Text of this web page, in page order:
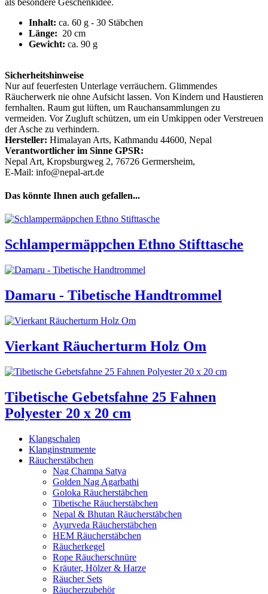
Inhalt: ca. 60 g - 30 Stäbchen
Länge: 20 cm
Gewicht: ca. 90 g
Sicherheitshinweise
Nur auf feuerfesten Unterlage verräuchern. Glimmendes
Räucherwerk nie ohne Aufsicht lassen. Von Kindern und Haustieren
fernhalten. Raum gut lüften, um Rauchansammlungen zu
vermeiden. Vor Zugluft schützen, um ein Umkippen oder Verstreuen
der Asche zu verhindern.
Hersteller: Himalayan Arts, Kathmandu 44600, Nepal
Verantwortlicher im Sinne GPSR:
Nepal Art, Kropsburgweg 2, 76726 Germersheim,
E-Mail: info@nepal-art.de
Das könnte Ihnen auch gefallen...
Schlampermäppchen Ethno Stifttasche
Damaru - Tibetische Handtrommel
Vierkant Räucherturm Holz Om
Tibetische Gebetsfahne 25 Fahnen
Polyester 20 x 20 cm
Klangschalen
Klanginstrumente
Räucherstäbchen
Nag Champa Satya
Golden Nag Agarbathi
Goloka Räucherstäbchen
Tibetische Räucherstäbchen
Nepal & Bhutan Räucherstäbchen
Ayurveda Räucherstäbchen
HEM Räucherstäbchen
Räucherkegel
Rope Räucherschnüre
Kräuter, Hölzer & Harze
Räucher Sets
Räucherzubehör